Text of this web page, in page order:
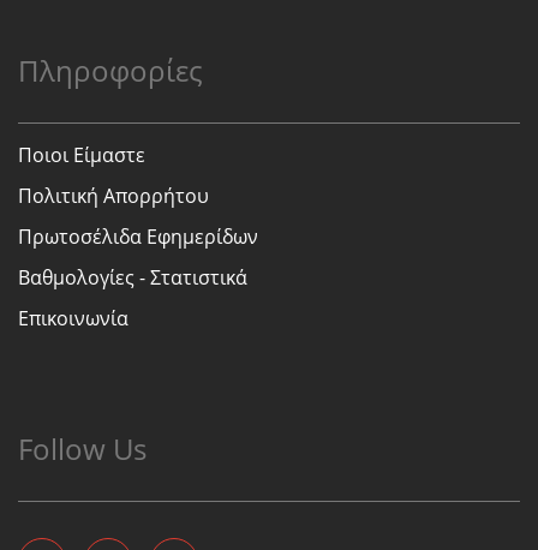
Πληροφορίες
Ποιοι Είμαστε
Πολιτική Απορρήτου
Πρωτοσέλιδα Εφημερίδων
Βαθμολογίες - Στατιστικά
Επικοινωνία
Follow Us